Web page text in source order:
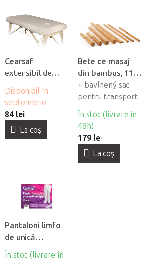
Cearsaf
extensibil de
flanel Fabulo cu
orificiu pentru
fată
Disponibil în
septembrie
84 lei
La coş
Bete de masaj
din bambus, 11
buc
+ bavlnený sac
pentru transport
În stoc (livrare în
48h)
179 lei
La coş
Pantaloni limfo
de unică
folosintă din
material netesut
În stoc (livrare în